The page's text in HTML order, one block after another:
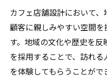
カフェのブラン
設計
エアコンの配置と風
左右する
効果的なエアコ
カフェ店舗設計において
顧客に親しみやすい空間
す。地域の文化や歴史を
を採用することで、訪れ
を体験してもらうことが